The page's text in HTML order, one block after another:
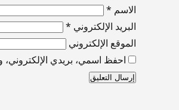
الاسم *
البريد الإلكتروني *
الموقع الإلكتروني
احفظ اسمي، بريدي الإلكتروني،